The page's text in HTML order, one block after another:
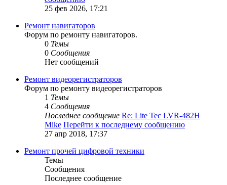
25 фев 2026, 17:21
Ремонт навигаторов
Форум по ремонту навигаторов.
0 Темы
0 Сообщения
Нет сообщений
Ремонт видеорегистраторов
Форум по ремонту видеорегистраторов
1 Темы
4 Сообщения
Последнее сообщение Re: Lite Tec LVR-482H
Mike Перейти к последнему сообщению
27 апр 2018, 17:37
Ремонт прочей цифровой техники
Темы
Сообщения
Последнее сообщение